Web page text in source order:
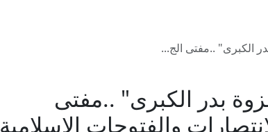
الكبرى" ..مفتى الج...
بدر الكبرى" ..مفتى
والفتوحات الإسلامية